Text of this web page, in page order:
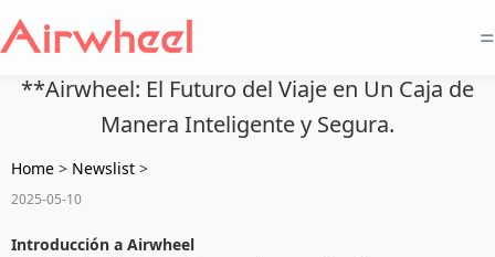
=
**Airwheel: El Futuro del Viaje en Un Caja de
Manera Inteligente y Segura.
Home > Newslist >
2025-05-10
Introducción a Airwheel